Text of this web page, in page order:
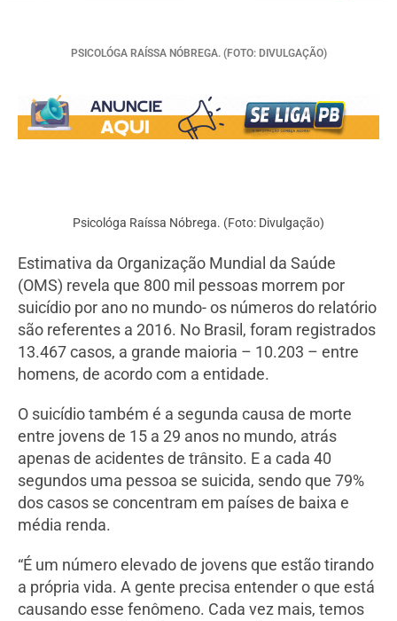
PSICOLÓGA RAÍSSA NÓBREGA. (FOTO: DIVULGAÇÃO)
Psicológa Raíssa Nóbrega. (Foto: Divulgação)
Estimativa da Organização Mundial da Saúde
(OMS) revela que 800 mil pessoas morrem por
suicídio por ano no mundo- os números do relatório
são referentes a 2016. No Brasil, foram registrados
13.467 casos, a grande maioria – 10.203 – entre
homens, de acordo com a entidade.
O suicídio também é a segunda causa de morte
entre jovens de 15 a 29 anos no mundo, atrás
apenas de acidentes de trânsito. E a cada 40
segundos uma pessoa se suicida, sendo que 79%
dos casos se concentram em países de baixa e
média renda.
“É um número elevado de jovens que estão tirando
a própria vida. A gente precisa entender o que está
causando esse fenômeno. Cada vez mais, temos